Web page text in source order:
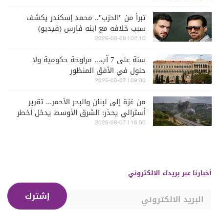
تبرأ من "الحزب".. محمد إسكندر يكشف
سبب خلافه مع ابنه فارس (فيديو)
02:10 | 2026-08-08
سنة على 7 آب... مراوحة حكومية ولا
حلول في الأفق المنظور
09:00 | 2026-08-07
من غزة إلى لبنان والبحر الأحمر... تقرير
أسترالي يحذر: الشرق الأوسط يدخل أخطر
مراحله
16:00 | 2026-08-07
أخبارنا عبر بريدك الالكتروني
إشترك